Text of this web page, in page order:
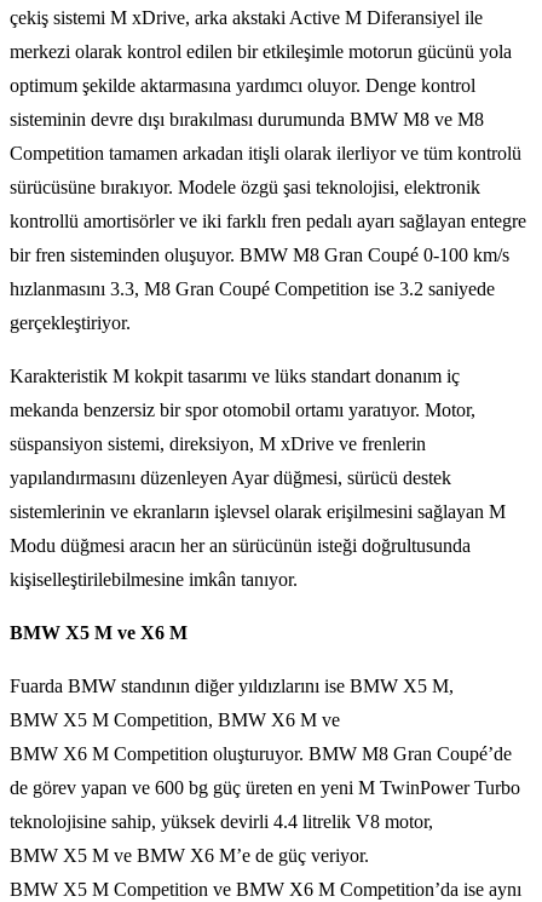
çekiş sistemi M xDrive, arka akstaki Active M Diferansiyel ile
merkezi olarak kontrol edilen bir etkileşimle motorun gücünü yola
optimum şekilde aktarmasına yardımcı oluyor. Denge kontrol
sisteminin devre dışı bırakılması durumunda BMW M8 ve M8
Competition tamamen arkadan itişli olarak ilerliyor ve tüm kontrolü
sürücüsüne bırakıyor. Modele özgü şasi teknolojisi, elektronik
kontrollü amortisörler ve iki farklı fren pedalı ayarı sağlayan entegre
bir fren sisteminden oluşuyor. BMW M8 Gran Coupé 0-100 km/s
hızlanmasını 3.3, M8 Gran Coupé Competition ise 3.2 saniyede
gerçekleştiriyor.
Karakteristik M kokpit tasarımı ve lüks standart donanım iç
mekanda benzersiz bir spor otomobil ortamı yaratıyor. Motor,
süspansiyon sistemi, direksiyon, M xDrive ve frenlerin
yapılandırmasını düzenleyen Ayar düğmesi, sürücü destek
sistemlerinin ve ekranların işlevsel olarak erişilmesini sağlayan M
Modu düğmesi aracın her an sürücünün isteği doğrultusunda
kişiselleştirilebilmesine imkân tanıyor.
BMW X5 M ve X6 M
Fuarda BMW standının diğer yıldızlarını ise BMW X5 M,
BMW X5 M Competition, BMW X6 M ve
BMW X6 M Competition oluşturuyor. BMW M8 Gran Coupé’de
de görev yapan ve 600 bg güç üreten en yeni M TwinPower Turbo
teknolojisine sahip, yüksek devirli 4.4 litrelik V8 motor,
BMW X5 M ve BMW X6 M’e de güç veriyor.
BMW X5 M Competition ve BMW X6 M Competition’da ise aynı